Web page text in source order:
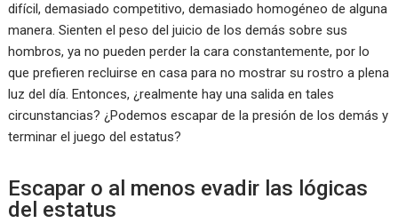
difícil, demasiado competitivo, demasiado homogéneo de alguna
manera. Sienten el peso del juicio de los demás sobre sus
hombros, ya no pueden perder la cara constantemente, por lo
que prefieren recluirse en casa para no mostrar su rostro a plena
luz del día. Entonces, ¿realmente hay una salida en tales
circunstancias? ¿Podemos escapar de la presión de los demás y
terminar el juego del estatus?
Escapar o al menos evadir las lógicas
del estatus